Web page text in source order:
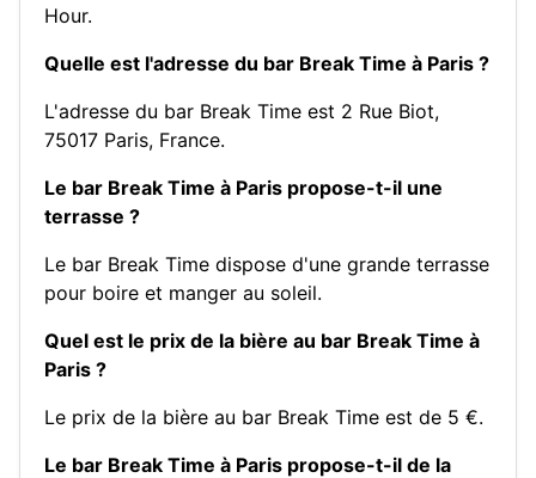
Hour.
Quelle est l'adresse du bar Break Time à Paris ?
L'adresse du bar Break Time est 2 Rue Biot,
75017 Paris, France.
Le bar Break Time à Paris propose-t-il une
terrasse ?
Le bar Break Time dispose d'une grande terrasse
pour boire et manger au soleil.
Quel est le prix de la bière au bar Break Time à
Paris ?
Le prix de la bière au bar Break Time est de 5 €.
Le bar Break Time à Paris propose-t-il de la